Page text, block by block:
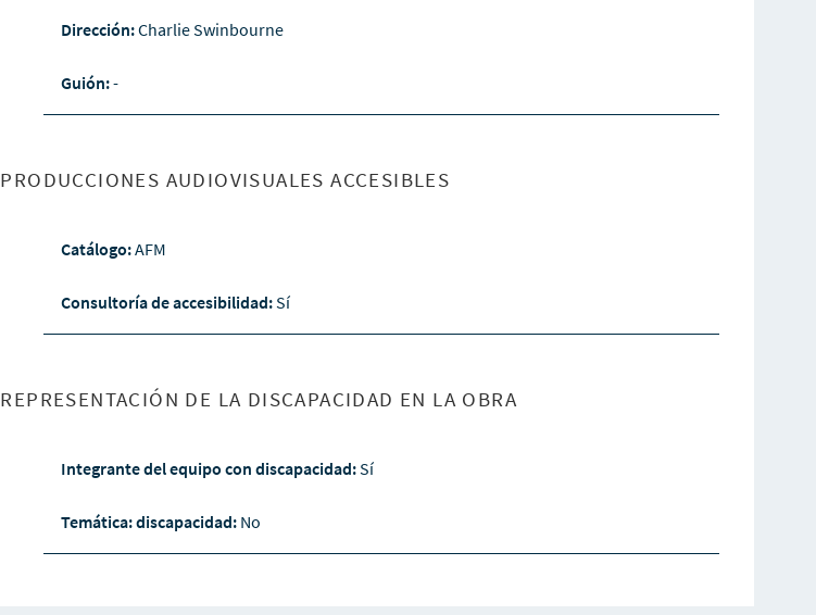
Dirección:Charlie Swinbourne
Guión:-
PRODUCCIONES AUDIOVISUALES ACCESIBLES
Catálogo:AFM
Consultoría de accesibilidad:Sí
REPRESENTACIÓN DE LA DISCAPACIDAD EN LA OBRA
Integrante del equipo con discapacidad:Sí
Temática: discapacidad: No